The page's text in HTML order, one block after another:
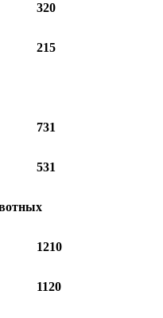
320
215
731
531
1210
1120